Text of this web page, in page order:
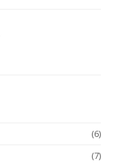
(6)
(7)